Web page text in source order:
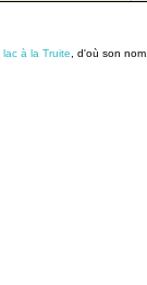
lac à la Truite , d'où son nom.